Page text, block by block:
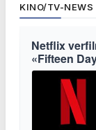
KINO/TV-NEWS
Netflix
«Fifteen